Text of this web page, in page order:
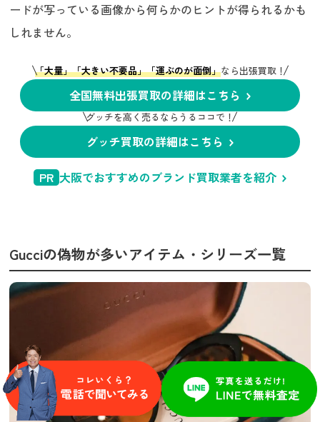
ードが写っている画像から何らかのヒントが得られるかも
しれません。
「大量」「大きい不要品」「運ぶのが面倒」なら出張買取！
全国無料出張買取の詳細はこちら
グッチを高く売るならうるココで！
グッチ買取の詳細はこちら
PR 大阪でおすすめのブランド買取業者を紹介
Gucciの偽物が多いアイテム・シリーズ一覧